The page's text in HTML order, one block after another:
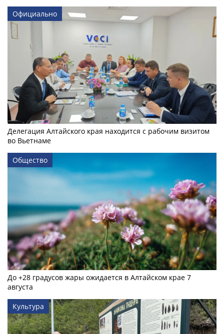
Официально
Делегация Алтайского края находится с рабочим визитом
во Вьетнаме
Общество
До +28 градусов жары ожидается в Алтайском крае 7
августа
Культура